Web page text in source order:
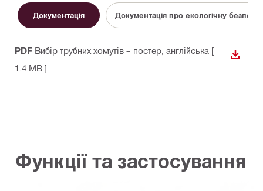
Документація Документація про екологічну безпеку
PDF Вибір трубних хомутів – постер , англійська [
1.4 MB ]
Функції та застосування